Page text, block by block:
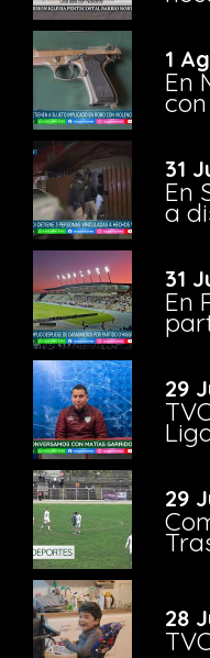
1
En
31
En
a
31
En
29
29
28